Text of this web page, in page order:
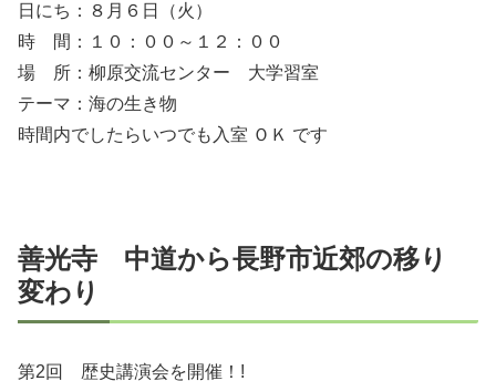
日にち：８月６日（火）
時 間：１０：００～１２：００
場 所：柳原交流センター 大学習室
テーマ：海の生き物
時間内でしたらいつでも入室 ＯＫ です
善光寺 中道から長野市近郊の移り
変わり
第2回 歴史講演会を開催！!